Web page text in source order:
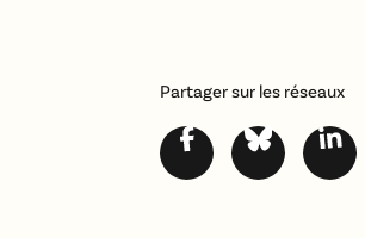
Partager sur les réseaux